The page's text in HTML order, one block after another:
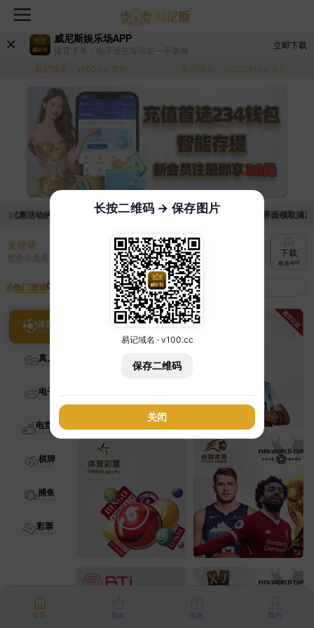
威尼斯娱乐场APP
体育下单，电子游艺等尽在一手掌握
立即下载
易记域名： v100.cc 复制 备用域名： vv20261.cc 复制
优惠活动的手续麻烦，已新增优惠系统，现在可以前往【福利中心】界面领取满
未登录
登录后查看 充值
快速到账
下载
极速APP
热门游戏
体育
真人
电子
电竞
棋牌
捕鱼
彩票
首页 资金 优惠 我的
长按二维码 → 保存图片
易记域名 · v100.cc
保存二维码
关闭